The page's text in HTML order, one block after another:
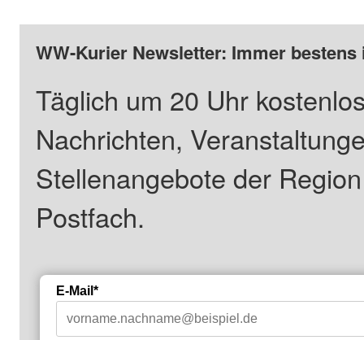
WW-Kurier Newsletter: Immer
Täglich um 20 Uhr
Nachrichten,
Stellenangebote der
Postfach.
E-Mail*